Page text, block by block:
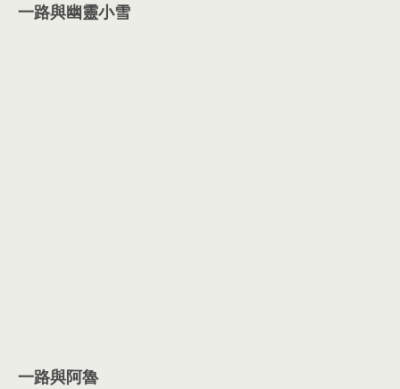
一路與幽靈小雪
一路與阿魯